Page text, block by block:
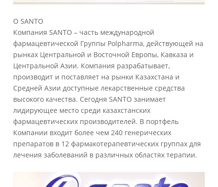
O SANTO
Компания SANTO – часть международной
фармацевтической Группы Polpharma, действующей на
рынках Центральной и Восточной Европы, Кавказа и
Центральной Азии. Компания разрабатывает,
производит и поставляет на рынки Казахстана и
Средней Азии доступные лекарственные средства
высокого качества. Сегодня SANTO занимает
лидирующее место среди казахстанских
фармацевтических производителей. В портфель
Компании входит более чем 240 генерических
препаратов в 12 фармакотерапевтических группах для
лечения заболеваний в различных областях терапии.